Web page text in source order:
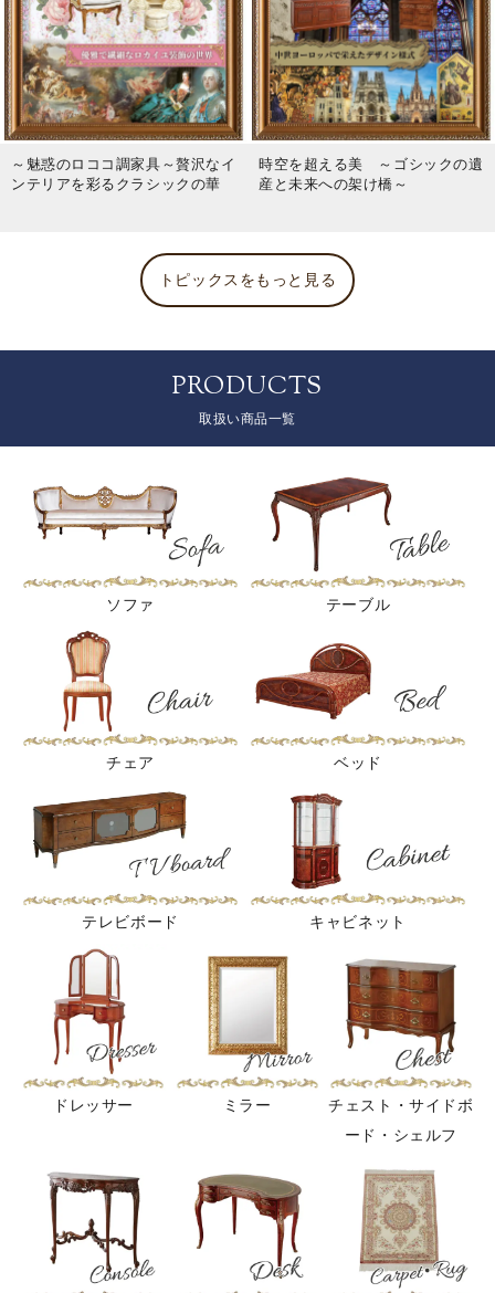
～魅惑のロココ調家具～贅沢なイ
ンテリアを彩るクラシックの華
時空を超える美 ～ゴシックの遺
産と未来への架け橋～
トピックスをもっと見る
PRODUCTS
取扱い商品一覧
ソファ テーブル
チェア ベッド
テレビボード キャビネット
ドレッサー ミラー
チェスト・サイドボ
ード・シェルフ